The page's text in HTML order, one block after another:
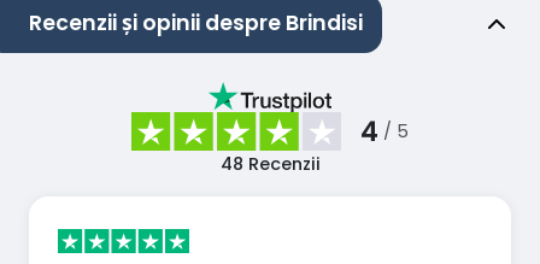
Recenzii și opinii despre Brindisi
4 / 5
48 Recenzii